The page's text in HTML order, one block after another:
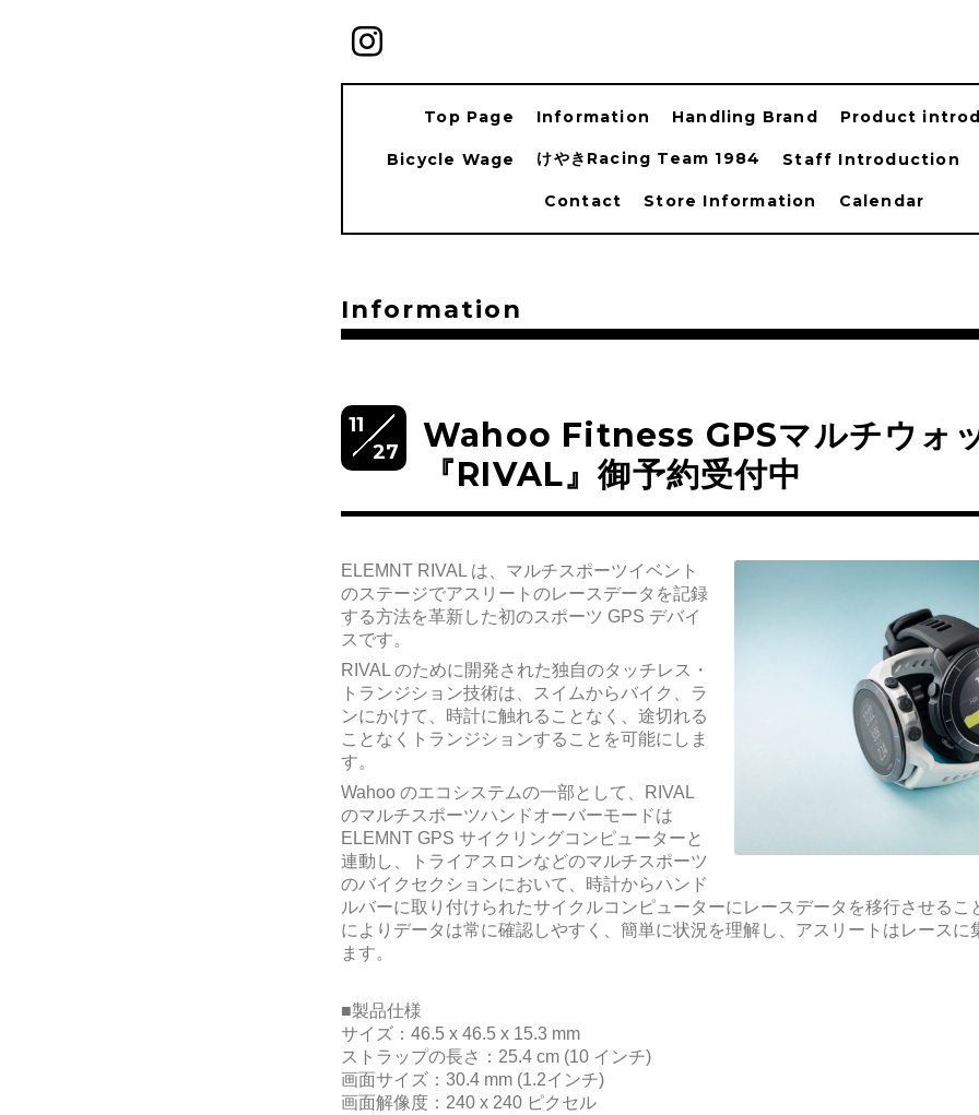
Top Page Information Handling Brand Product
Bicycle Wage けやきRacing Team 1984 Staff Introduction
Contact Store Information Calendar
Information
11
27
Wahoo Fitness GPSマルチウォ
『RIVAL』御予約受付中
ELEMNT RIVAL は、 マルチスポーツイベント
のステージでアスリートのレースデータを記録
する方法を革新した初のスポーツ GPS デバイ
スです。
RIVAL のために開発された独自のタッチレス・
トランジション技術は、
スイムからバイク、ラ
ンにかけて、時計に触れることなく、 途切れる
ことなくトランジションすることを可能にしま
す。
Wahoo のエコシステムの一部として、RIVAL
のマルチスポーツハンドオーバーモードは
ELEMNT GPS サイクリングコンピューターと
連動し、
トライアスロンなどのマルチスポーツ
のバイクセクションにおいて
時計からハンド
ルバーに取り付けられたサイクルコンピューターに レースデータを移行させるこ
によりデータは常に確認しやすく、簡単に状況を理解し、 アスリートはレースに
ます。
■製品仕様
サイズ：46.5 x 46.5 x 15.3 mm
ストラップの長さ：25.4 cm (10 インチ)
画面サイズ：30.4 mm (1.2インチ)
画面解像度：240 x 240 ピクセル